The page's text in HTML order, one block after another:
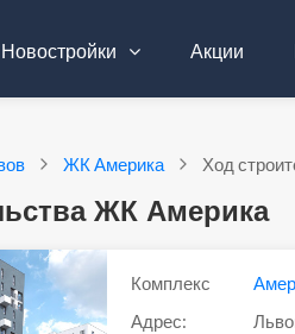
Новостройки Акции
ЖК Америка Ход
ЖК Америка
Комплекс
Адрес: